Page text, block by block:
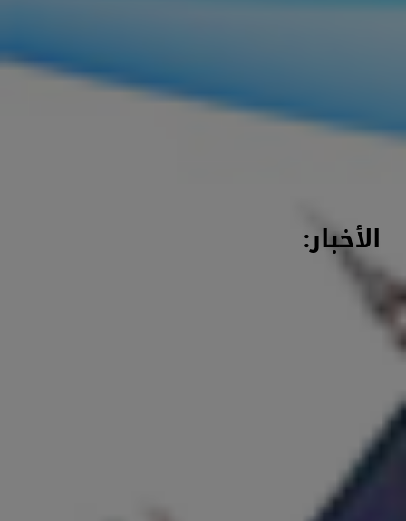
الأخبار: